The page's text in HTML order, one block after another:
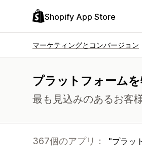
Shopify App Store
マーケティングとコンバージョン
プラットフォーム
最も見込みのあるお客
367個のアプリ： プラッ